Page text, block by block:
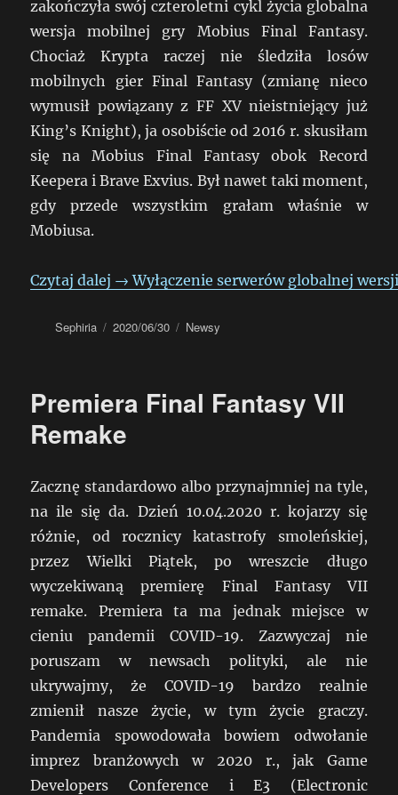
zakończyła swój czteroletni cykl życia globalna
wersja mobilnej gry Mobius Final Fantasy.
Chociaż Krypta raczej nie śledziła losów
mobilnych gier Final Fantasy (zmianę nieco
wymusił powiązany z FF XV nieistniejący już
King’s Knight), ja osobiście od 2016 r. skusiłam
się na Mobius Final Fantasy obok Record
Keepera i Brave Exvius. Był nawet taki moment,
gdy przede wszystkim grałam właśnie w
Mobiusa.
Czytaj dalej → Wyłączenie serwerów globalnej
Autor
Sephiria
Data
2020/06/30 Kategorie
Newsy
Premiera Final Fantasy VII
Remake
Zacznę standardowo albo przynajmniej na tyle,
na ile się da. Dzień 10.04.2020 r. kojarzy się
różnie, od rocznicy katastrofy smoleńskiej,
przez Wielki Piątek, po wreszcie długo
wyczekiwaną premierę Final Fantasy VII
remake. Premiera ta ma jednak miejsce w
cieniu pandemii COVID-19. Zazwyczaj nie
poruszam w newsach polityki, ale nie
ukrywajmy, że COVID-19 bardzo realnie
zmienił nasze życie, w tym życie graczy.
Pandemia spowodowała bowiem odwołanie
imprez branżowych w 2020 r., jak Game
Developers Conference i E3 (Electronic